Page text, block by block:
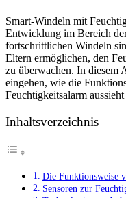
Smart-Windeln mit
Entwicklung im Bereich
fortschrittlichen Windeln
Eltern ermöglichen, den
zu überwachen. In diesem
eingehen, wie die
Feuchtigkeitsalarm
Inhaltsverzeichnis
Die Funktionsweise
Sensoren zur